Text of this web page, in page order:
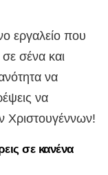
εργαλείο που
σε σένα και
να
να
Χριστουγέννων!
σε κανένα